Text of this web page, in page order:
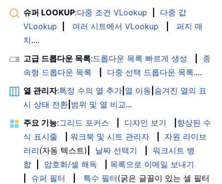
슈퍼 LOOKUP:다중 조건 VLookup
다중 값
VLookup
여러 시트에서 VLookup
퍼지 매
치....
고급 드롭다운 목록:드롭다운 목록 빠르게 생성
종
속형 드롭다운 목록
다중 선택 드롭다운 목록....
열 관리자:특정 수의 열 추가 열 이동 숨겨진 열의 표
시 상태 전환 범위 및 열 비교...
주요 기능:그리드 포커스 디자인 보기
향상된 수
식 표시줄
워크북 및 시트 관리자
자원 라이브
러리(자동 텍스트) 날짜 선택기
워크시트 병
합
암호화/셀 해독
목록으로 이메일 보내기
슈퍼 필터 특수 필터(굵은 글꼴이 있는 셀 필터